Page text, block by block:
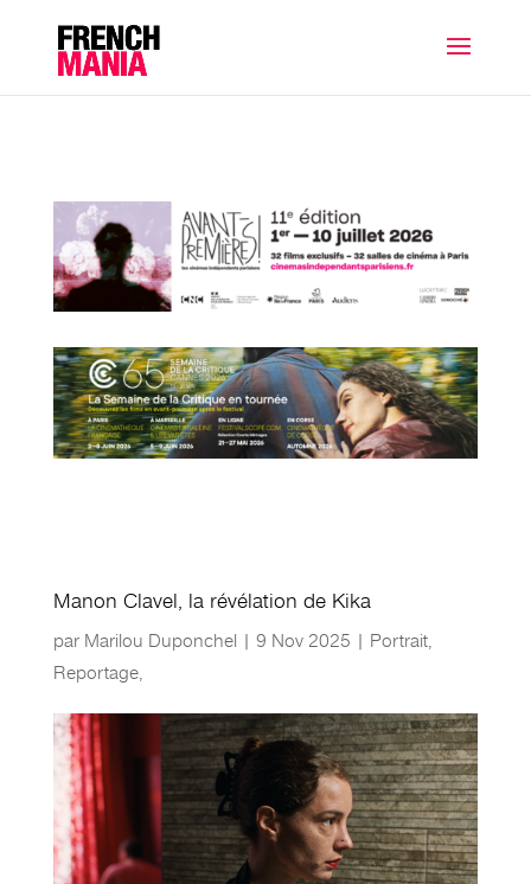
Manon Clavel, la révélation de Kika
par Marilou Duponchel | 9 Nov 2025 | Portrait,
Reportage,